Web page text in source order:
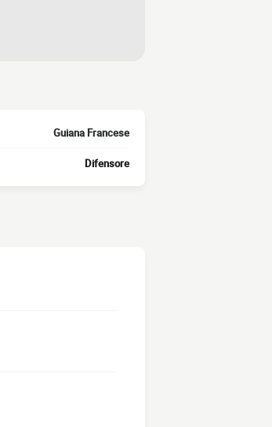
Guiana Francese
Difensore